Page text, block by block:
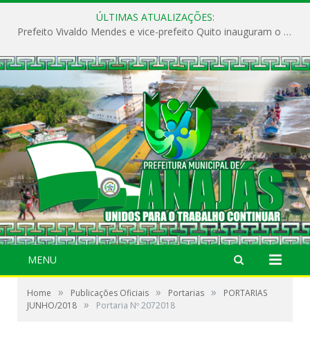
ÚLTIMAS ATUALIZAÇÕES:
Prefeito Vivaldo Mendes e vice-prefeito Quito inauguram o CAPS e fortalecem a saúde pública em Anajás.
MENU
Home » Publicações Oficiais » Portarias »
PORTARIAS
JUNHO/2018 » Portaria Nº 2072018